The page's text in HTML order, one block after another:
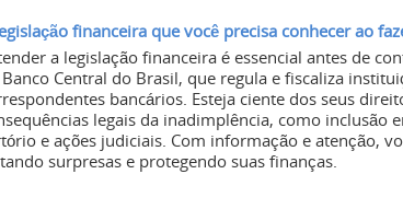
financeira que você precisa conhecer ao
a legislação financeira é essencial antes de
Central do Brasil, que regula e fiscaliza
bancários. Esteja ciente dos seus
legais da inadimplência, como inclusão
e ações judiciais. Com informação e atenção,
surpresas e protegendo suas finanças.